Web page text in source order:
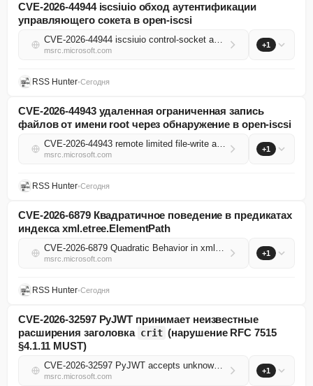
CVE-2026-44944 iscsiuio обход аутентификации
управляющего сокета в open-iscsi
CVE-2026-44944 iscsiuio control-socket authentication bypass in open-iscsi
msrc.microsoft.com
+1
RSS Hunter•Сегодня
CVE-2026-44943 удаленная ограниченная запись
файлов от имени root через обнаружение в open-iscsi
CVE-2026-44943 remote limited file-write as root via discovery in open-iscsi
msrc.microsoft.com
+1
RSS Hunter•Сегодня
CVE-2026-6879 Квадратичное поведение в предикатах
индекса xml.etree.ElementPath
CVE-2026-6879 Quadratic Behavior in xml.etree.ElementPath Index Predicates
msrc.microsoft.com
+1
RSS Hunter•Сегодня
CVE-2026-32597 PyJWT принимает неизвестные
расширения заголовка crit (нарушение RFC 7515
§4.1.11 MUST)
CVE-2026-32597 PyJWT accepts unknown `crit` header extensions (RFC 7515 §4.1.11 MUST violation)
msrc.microsoft.com
+1